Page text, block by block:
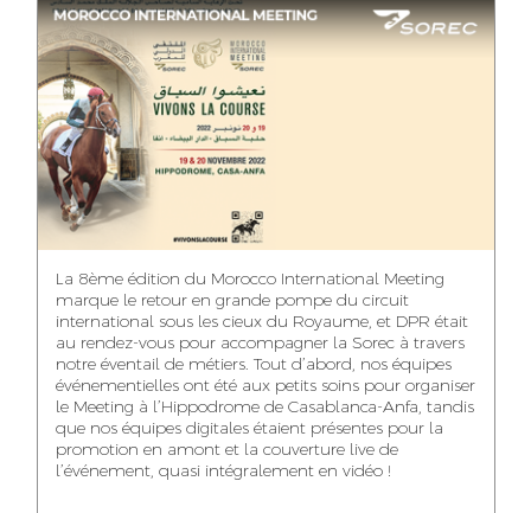
ASMAA MAZZI
ACCOUNT
DIRECTOR
TAHA EL BEIDORI
ART DIRECTOR
FINANCIAL
MANAGER
ACCOUNT
MANAGER
BOUDAR
ART DIRECTOR
FATIMA ZAHRA
DEBBAGH
ACCOUNT
MOHAMED
HARRATIA
DIGITAL MANAGER
NABILA SAMOUN
MEDIA ANALYST
La 8ème édition du Morocco International Meeting
marque le retour en grande pompe du circuit
international sous les cieux du Royaume, et DPR était
au rendez-vous pour accompagner la Sorec à travers
notre éventail de métiers. Tout d’abord, nos équipes
événementielles ont été aux petits soins pour organiser
le Meeting à l’Hippodrome de Casablanca-Anfa, tandis
que nos équipes digitales étaient présentes pour la
promotion en amont et la couverture live de
l’événement, quasi intégralement en vidéo !